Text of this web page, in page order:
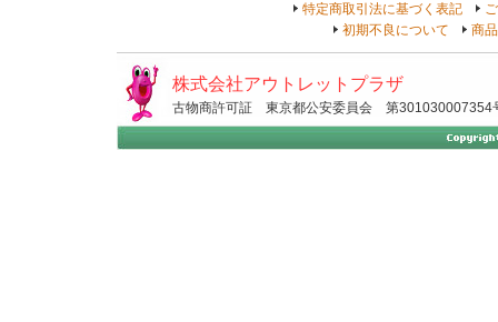
特定商取引法に基づく表記
初期不良について
商
株式会社アウトレットプラザ
古物商許可証 東京都公安委員会 第301030007354